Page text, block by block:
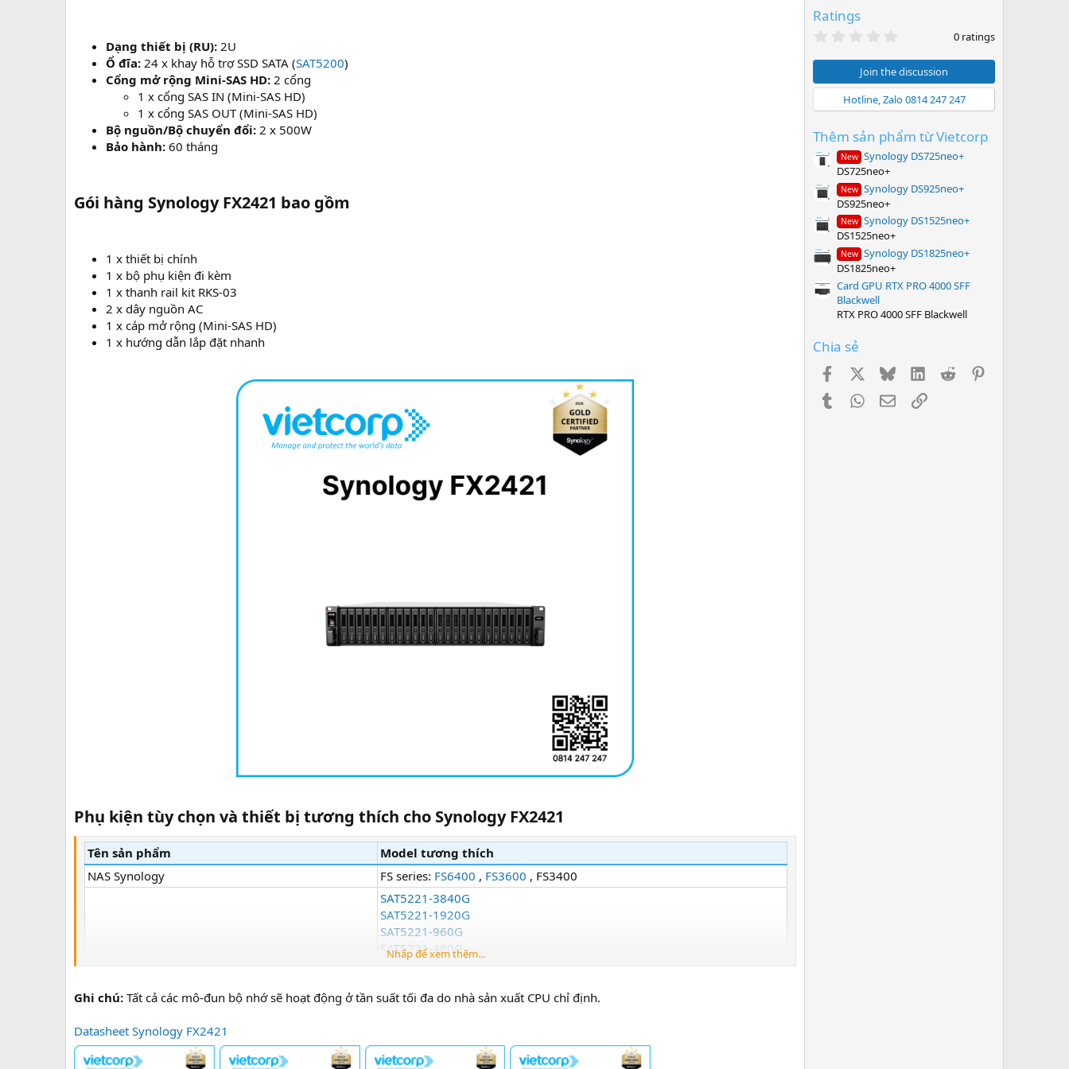
Dạng thiết bị (RU): 2U
Ổ đĩa: 24 x khay hỗ trợ SSD SATA (SAT5200)
Cổng mở rộng Mini-SAS HD: 2 cổng
1 x cổng SAS IN (Mini-SAS HD)
1 x cổng SAS OUT (Mini-SAS HD)
Bộ nguồn/Bộ chuyển đổi: 2 x 500W
Bảo hành: 60 tháng
Gói hàng Synology FX2421 bao gồm​
1 x thiết bị chính
1 x bộ phụ kiện đi kèm
1 x thanh rail kit RKS-03
2 x dây nguồn AC
1 x cáp mở rộng (Mini-SAS HD)
1 x hướng dẫn lắp đặt nhanh
Phụ kiện tùy chọn và thiết bị tương thích cho Synology FX2421​
Tên sản phẩm
Model tương thích
NAS Synology
FS series: FS6400 , FS3600 , FS3400
Ổ cứng 2.5" SATA SSD dòng Enterprise
SAT5221-3840G
SAT5221-1920G
SAT5221-960G
SAT5221-480G
SAT5220-1920G
SAT5210-7000G
Nhấp để xem thêm...
Ghi chú: Tất cả các mô-đun bộ nhớ sẽ hoạt động ở tần suất tối đa do nhà sản xuất CPU chỉ định.
Datasheet Synology FX2421
Ratings
0
0
s
t
a
(
s
)
0 ratings
Join the discussion
Hotline, Zalo 0814 247 247
Thêm sản phẩm từ Vietcorp
New Synology DS725neo+
DS725neo+
New Synology DS925neo+
DS925neo+
New Synology DS1525neo+
DS1525neo+
New Synology DS1825neo+
DS1825neo+
Card GPU RTX PRO 4000 SFF
Blackwell
RTX PRO 4000 SFF Blackwell
Chia sẻ
Facebook Bluesky LinkedInReddit
TumblrWhatsApp
EmailLink